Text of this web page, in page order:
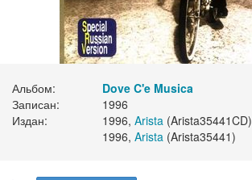
Альбом:
Dove C'e Musica
Записан:
1996
Издан:
1996, Arista (Arista35441CD)
1996, Arista (Arista35441)